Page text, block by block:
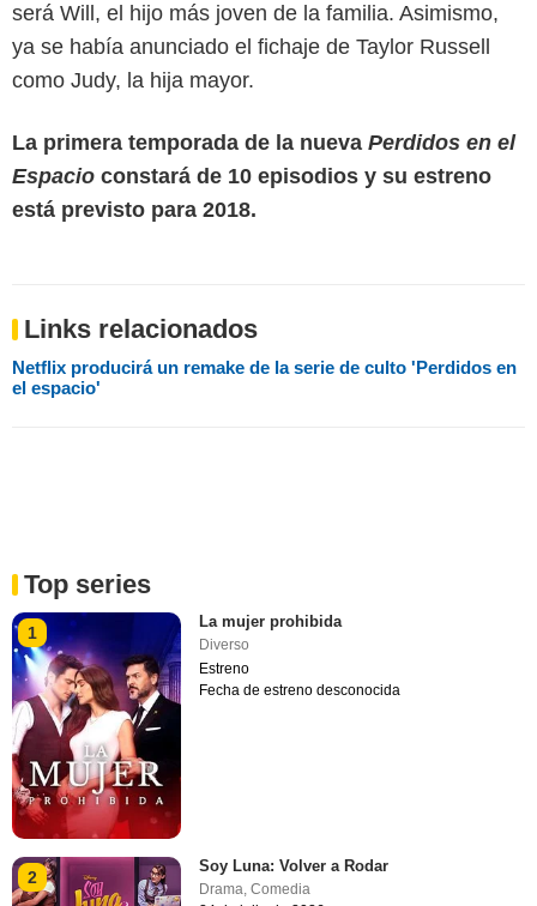
será Will, el hijo más joven de la familia. Asimismo,
ya se había anunciado el fichaje de Taylor Russell
como Judy, la hija mayor.
La primera temporada de la nueva Perdidos en el
Espacio constará de 10 episodios y su estreno
está previsto para 2018.
Links relacionados
Netflix producirá un remake de la serie de culto 'Perdidos en
el espacio'
Top series
1
La mujer prohibida
Diverso
Estreno
Fecha de estreno desconocida
2
Soy Luna: Volver a Rodar
Drama ,Comedia